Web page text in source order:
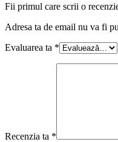
Fii primul care scrii o
Adresa ta de email nu va fi
Evaluarea ta *
Recenzia ta *